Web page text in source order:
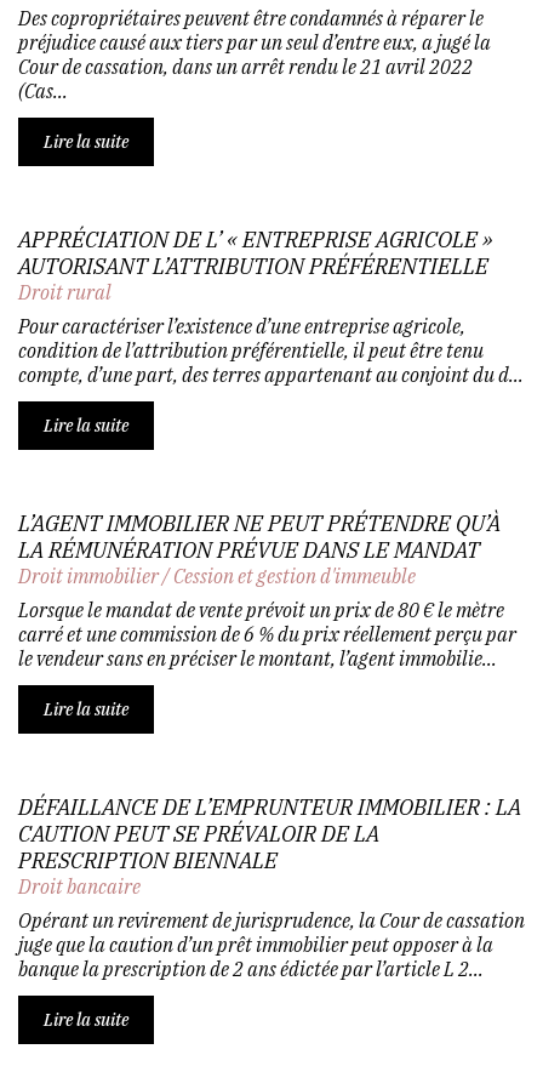
Des copropriétaires peuvent être condamnés à réparer le
préjudice causé aux tiers par un seul d’entre eux, a jugé la
Cour de cassation, dans un arrêt rendu le 21 avril 2022
(Cas...
Lire la suite
APPRÉCIATION DE L’ « ENTREPRISE AGRICOLE »
AUTORISANT L’ATTRIBUTION PRÉFÉRENTIELLE
Droit rural
Pour caractériser l’existence d’une entreprise agricole,
condition de l’attribution préférentielle, il peut être tenu
compte, d’une part, des terres appartenant au conjoint du d...
Lire la suite
L’AGENT IMMOBILIER NE PEUT PRÉTENDRE QU’À
LA RÉMUNÉRATION PRÉVUE DANS LE MANDAT
Droit immobilier/Cession et gestion d'immeuble
Lorsque le mandat de vente prévoit un prix de 80 € le mètre
carré et une commission de 6 % du prix réellement perçu par
le vendeur sans en préciser le montant, l’agent immobilie...
Lire la suite
DÉFAILLANCE DE L’EMPRUNTEUR IMMOBILIER : LA
CAUTION PEUT SE PRÉVALOIR DE LA
PRESCRIPTION BIENNALE
Droit bancaire
Opérant un revirement de jurisprudence, la Cour de cassation
juge que la caution d’un prêt immobilier peut opposer à la
banque la prescription de 2 ans édictée par l’article L 2...
Lire la suite